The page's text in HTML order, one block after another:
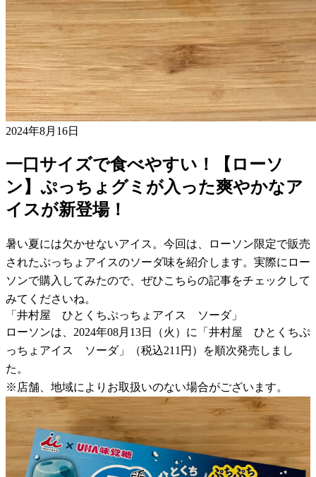
2024年8月16日
一口サイズで食べやすい！【ローソ
ン】ぷっちょグミが入った爽やかなア
イスが新登場！
暑い夏には欠かせないアイス。今回は、ローソン限定で販売
されたぷっちょアイスのソーダ味を紹介します。実際にロー
ソンで購入してみたので、ぜひこちらの記事をチェックして
みてくださいね。
「井村屋 ひとくちぷっちょアイス ソーダ」
ローソンは、2024年08月13日（火）に「井村屋 ひとくちぷ
っちょアイス ソーダ」（税込211円）を順次発売しまし
た。
※店舗、地域によりお取扱いのない場合がございます。